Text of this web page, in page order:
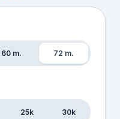
60 m. 72 m.
25k 30k